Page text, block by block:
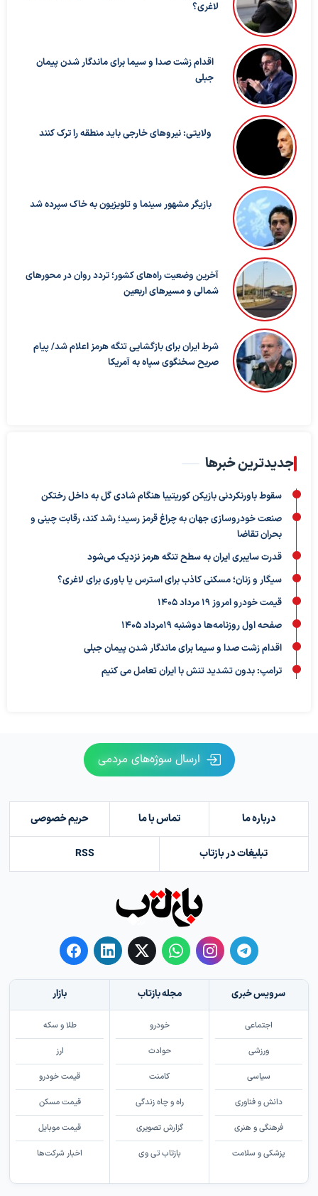
لاغری؟
اقدام زشت صدا و سیما برای ماندگار شدن پیمان
جبلی
ولایتی: نیروهای خارجی باید منطقه را ترک کنند
بازیگر مشهور سینما و تلویزیون به خاک سپرده شد
آخرین وضعیت راه‌های کشور؛ تردد روان در محورهای
شمالی و مسیرهای اربعین
شرط ایران برای بازگشایی تنگه هرمز اعلام شد/ پیام
صریح سخنگوی سپاه به آمریکا
جدیدترین خبرها
سقوط باورنکردنی بازیکن کوریتیبا هنگام شادی گل به داخل رختکن
صنعت خودروسازی جهان به چراغ قرمز رسید؛ رشد کند، رقابت چینی و
بحران تقاضا
قدرت سایبری ایران به سطح تنگه هرمز نزدیک می‌شود
سیگار و زنان؛ مسکنی کاذب برای استرس یا باوری برای لاغری؟
قیمت خودرو امروز 19 مرداد 1405
صفحه اول روزنامه‌ها دوشنبه 19مرداد 1405
اقدام زشت صدا و سیما برای ماندگار شدن پیمان جبلی
ترامپ: بدون تشدید تنش با ایران تعامل می کنیم
ارسال سوژه‌های مردمی
درباره ما تماس با ما حریم خصوصی
تبلیغات در بازتاب RSS
سرویس خبری
اجتماعی
ورزشی
سیاسی
دانش و فناوری
فرهنگی و هنری
پزشکی و سلامت
مجله بازتاب
خودرو
حوادث
کامنت
راه و چاه زندگی
گزارش تصویری
بازتاب تی وی
بازار
طلا و سکه
ارز
قیمت خودرو
قیمت مسکن
قیمت موبایل
اخبار شرکت‌ها